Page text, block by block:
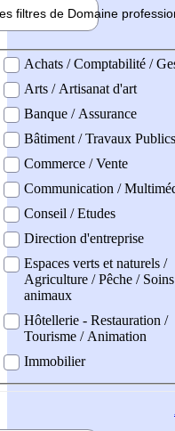
filtres de Domaine pro
professionel
Achats / Comptabilité /
Arts / Artisanat d'art
Banque / Assurance
Bâtiment / Travaux Publics
Commerce / Vente
Communication /
Conseil / Etudes
Direction d'entreprise
Espaces verts et naturels /
Agriculture / Pêche /
animaux
Hôtellerie - Restauration /
Tourisme / Animation
Immobilier